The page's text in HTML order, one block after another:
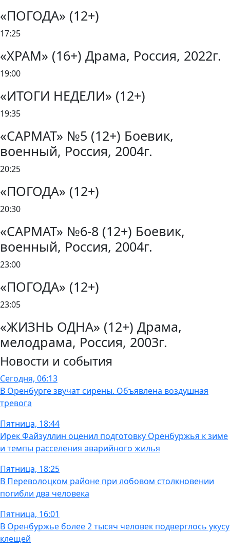
«ПОГОДА» (12+)
17:25
«ХРАМ» (16+) Драма, Россия, 2022г.
19:00
«ИТОГИ НЕДЕЛИ» (12+)
19:35
«САРМАТ» №5 (12+) Боевик,
военный, Россия, 2004г.
20:25
«ПОГОДА» (12+)
20:30
«САРМАТ» №6-8 (12+) Боевик,
военный, Россия, 2004г.
23:00
«ПОГОДА» (12+)
23:05
«ЖИЗНЬ ОДНА» (12+) Драма,
мелодрама, Россия, 2003г.
Новости и события
Сегодня, 06:13
В Оренбурге звучат сирены. Объявлена воздушная
тревога
Пятница, 18:44
Ирек Файзуллин оценил подготовку Оренбуржья к зиме
и темпы расселения аварийного жилья
Пятница, 18:25
В Переволоцком районе при лобовом столкновении
погибли два человека
Пятница, 16:01
В Оренбуржье более 2 тысяч человек подверглось укусу
клещей